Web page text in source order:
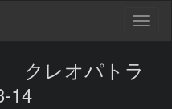
クレオパトラ
14